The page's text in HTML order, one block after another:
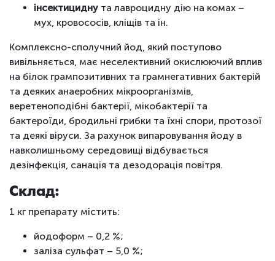
інсектицидну та лавроцидну дію на комах –
мух, кровососів, кліщів та ін.
Комплексно-сполучний йод, який поступово
вивільняється, має неселективний окислюючий вплив
на білок грампозитивних та грамнегативних бактерій
та деяких анаеробних мікроорганізмів,
веретеноподібні бактерії, мікобактерії та
бактероїди, бродильні грибки та їхні спори, протозої
та деякі віруси. За рахунок випаровування йоду в
навколишньому середовищі відбувається
дезінфекція, санація та дезодорація повітря.
Склад:
1 кг препарату містить:
йодоформ – 0,2 %;
заліза сульфат – 5,0 %;